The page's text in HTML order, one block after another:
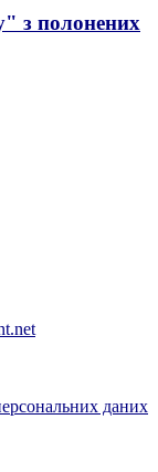
з полонених
даних